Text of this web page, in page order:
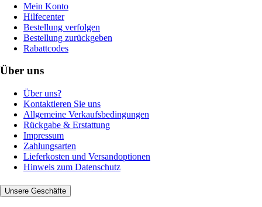
Mein Konto
Hilfecenter
Bestellung verfolgen
Bestellung zurückgeben
Rabattcodes
Über uns
Über uns?
Kontaktieren Sie uns
Allgemeine Verkaufsbedingungen
Rückgabe & Erstattung
Impressum
Zahlungsarten
Lieferkosten und Versandoptionen
Hinweis zum Datenschutz
Unsere Geschäfte